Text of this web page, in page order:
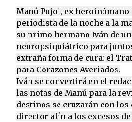
Manú Pujol, ex
periodista de la noche a la
su primo hermano Iván de un
neuropsiquiátrico para
extraña forma de cura: el
para Corazones Averiados.
Iván se convertirá en el
las notas de Manú para la
destinos se cruzarán con los
director afín a los excesos